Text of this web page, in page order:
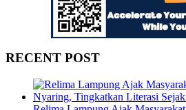
RECENT POST